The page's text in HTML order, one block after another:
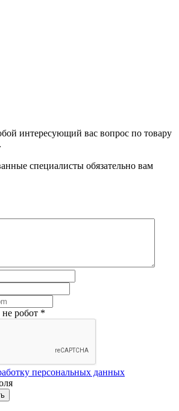
интересующий вас вопрос по товару
специалисты обязательно вам
робот *
персональных данных